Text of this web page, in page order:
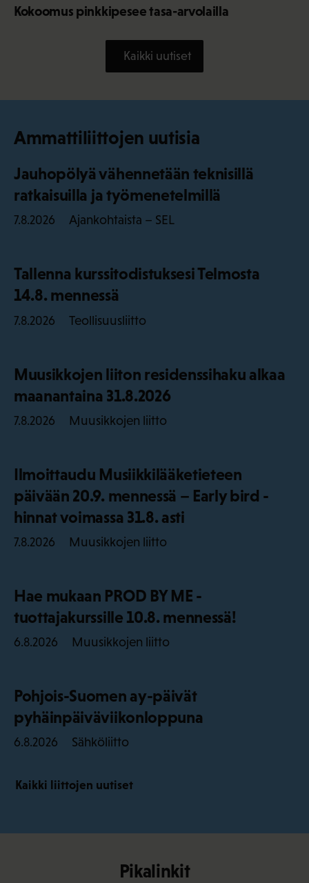
Kokoomus pinkkipesee tasa-arvolailla
Kaikki uutiset
Ammattiliittojen uutisia
Jauhopölyä vähennetään teknisillä
ratkaisuilla ja työmenetelmillä
7.8.2026 Ajankohtaista – SEL
Tallenna kurssitodistuksesi Telmosta
14.8. mennessä
7.8.2026 Teollisuusliitto
Muusikkojen liiton residenssihaku alkaa
maanantaina 31.8.2026
7.8.2026 Muusikkojen liitto
Ilmoittaudu Musiikkilääketieteen
päivään 20.9. mennessä – Early bird -
hinnat voimassa 31.8. asti
7.8.2026 Muusikkojen liitto
Hae mukaan PROD BY ME -
tuottajakurssille 10.8. mennessä!
6.8.2026 Muusikkojen liitto
Pohjois-Suomen ay-päivät
pyhäinpäiväviikonloppuna
6.8.2026 Sähköliitto
Kaikki liittojen uutiset
Pikalinkit